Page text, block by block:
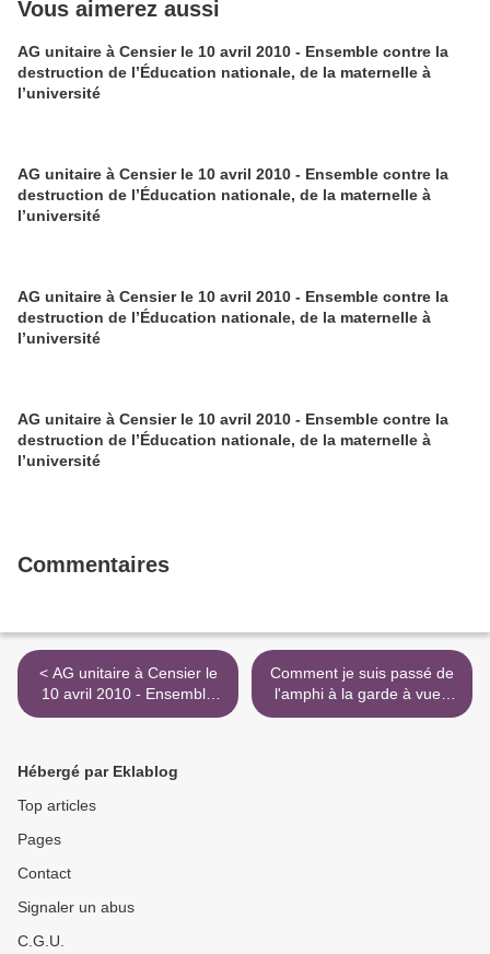
Vous aimerez aussi
AG unitaire à Censier le 10 avril 2010 - Ensemble contre la
destruction de l’Éducation nationale, de la maternelle à
l’université
AG unitaire à Censier le 10 avril 2010 - Ensemble contre la
destruction de l’Éducation nationale, de la maternelle à
l’université
AG unitaire à Censier le 10 avril 2010 - Ensemble contre la
destruction de l’Éducation nationale, de la maternelle à
l’université
AG unitaire à Censier le 10 avril 2010 - Ensemble contre la
destruction de l’Éducation nationale, de la maternelle à
l’université
Commentaires
< AG unitaire à Censier le
10 avril 2010 - Ensemble
contre la destruction de
Comment je suis passé de
l'amphi à la garde à vue -
RUE89 >
Hébergé par Eklablog
Top articles
Pages
Contact
Signaler un abus
C.G.U.